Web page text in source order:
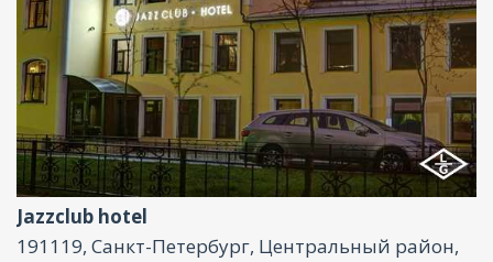
Парковка, Интернет
Jazzclub hotel
191119, Санкт-Петербург, Центральный район,